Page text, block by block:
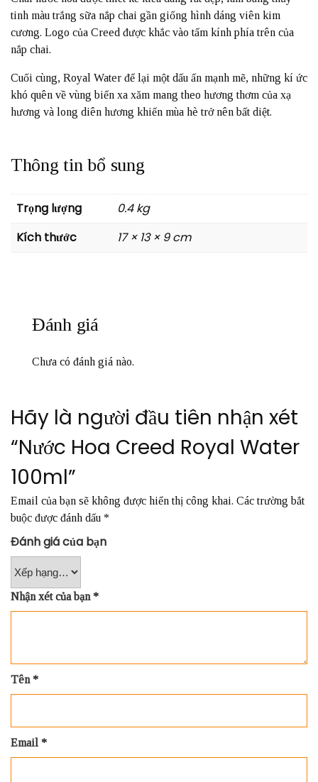
tinh màu trắng sữa nắp chai gần giống hình dáng viên kim
cương. Logo của Creed được khắc vào tấm kính phía trên của
nắp chai.
Cuối cùng, Royal Water để lại một dấu ấn mạnh mẽ, những kí ức
khó quên về vùng biển xa xăm mang theo hương thơm của xạ
hương và long diên hương khiến mùa hè trở nên bất diệt.
Thông tin bổ sung
Trọng lượng
0.4 kg
Kích thước
17 × 13 × 9 cm
Đánh giá
Chưa có đánh giá nào.
Hãy là người đầu tiên nhận xét
“Nước Hoa Creed Royal Water
100ml”
Email của bạn sẽ không được hiển thị công khai. Các trường bắt
buộc được đánh dấu *
Đánh giá của bạn
Nhận xét của bạn*
Tên*
Email *